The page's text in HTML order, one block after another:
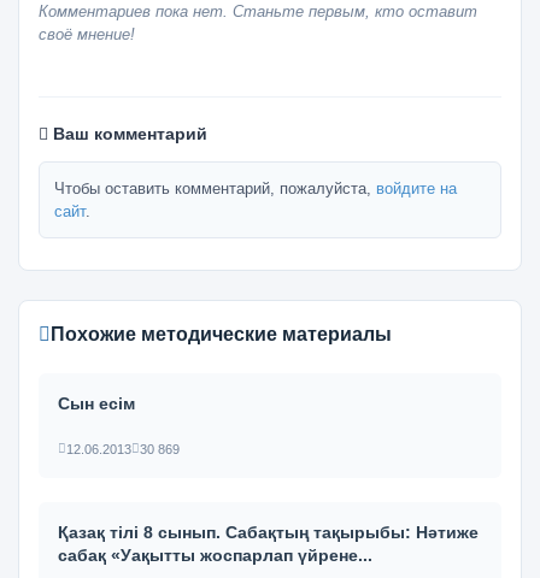
Комментариев пока нет. Станьте первым, кто оставит
своё мнение!
Ваш комментарий
Чтобы оставить комментарий, пожалуйста, войдите на
сайт.
Похожие методические материалы
Сын есім
12.06.2013 30 869
Қазақ тілі 8 сынып. Сабақтың тақырыбы: Нәтиже
сабақ «Уақытты жоспарлап үйрене...